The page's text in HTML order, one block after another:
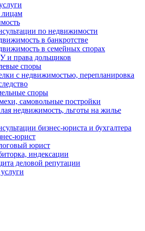
по недвижимости
в банкротстве
в семейных спорах
и права дольщиков
споры
с недвижимостью, перепланировка
споры
самовольные постройки
недвижимость, льготы на жилье
бизнес-юриста и бухгалтера
юрист
юрист
индексации
деловой репутации